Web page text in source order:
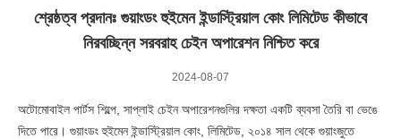
শ্রেষ্ঠত্ব প্রদানঃ গুয়াংডং হুইমেন ইন্ডাস্ট্রিয়াল কোং লিমিটেড কীভাবে
নিরবচ্ছিন্ন সরবরাহ চেইন অপারেশন নিশ্চিত করে
2024-08-07
অটোমোবাইল পার্টস শিল্পে, সাপ্লাই চেইন অপারেশনগুলির দক্ষতা একটি ব্যবসা তৈরি বা ভেঙে
দিতে পারে। গুয়াংডং হুইমেন ইন্ডাস্ট্রিয়াল কোং, লিমিটেড, ২০১৪ সাল থেকে গুয়াংজুতে